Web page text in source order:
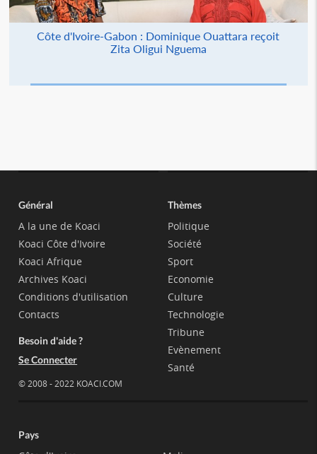
Côte d'Ivoire-Gabon : Dominique Ouattara reçoit
Zita Oligui Nguema
Général
A la une de Koaci
Koaci Côte d'Ivoire
Koaci Afrique
Archives Koaci
Conditions d'utilisation
Contacts
Besoin d'aide ?
Se Connecter
© 2008 - 2022 KOACI.COM
Thèmes
Politique
Société
Sport
Economie
Culture
Technologie
Tribune
Evènement
Santé
Pays